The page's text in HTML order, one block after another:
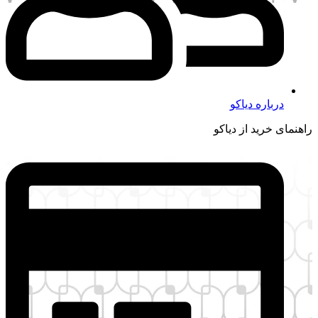
دیاکو
از دیاکو